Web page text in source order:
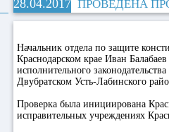
28.04.2017 ПРОВЕДЕНА
Начальник отдела по защите
Краснодарском крае Иван
исполнительного
Двубратском Усть-Лабинского
Проверка была инициирована
исправительных учреждениях